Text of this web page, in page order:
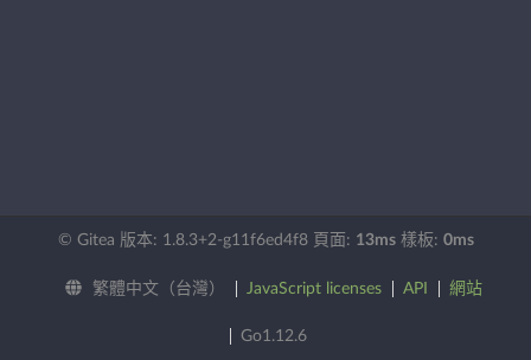
© Gitea 版本: 1.8.3+2-g11f6ed4f8 頁面: 13ms樣板: 0ms
繁體中文（台灣） JavaScript licenses API 網站
Go1.12.6